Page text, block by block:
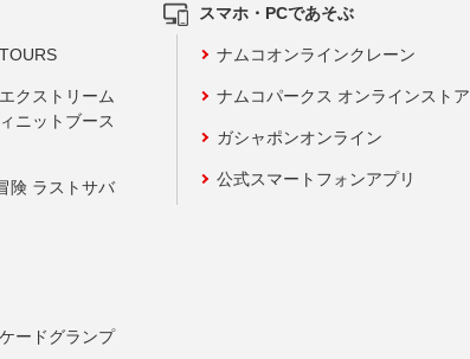
クストリーム
ニットブース
険 ラストサバ
ードグランプ
スマホ・PCであそぶ
ナムコオンラインクレーン
ナムコパークス オンラインストア
ガシャポンオンライン
公式スマートフォンアプリ